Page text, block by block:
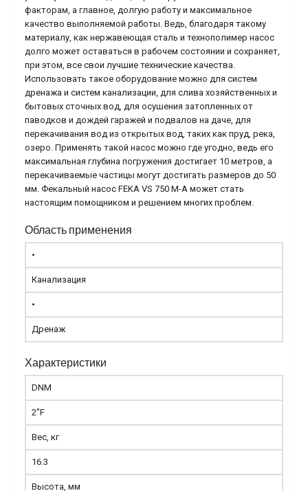
факторам, а главное, долгую работу и максимальное
качество выполняемой работы. Ведь, благодаря такому
материалу, как нержавеющая сталь и технополимер насос
долго может оставаться в рабочем состоянии и сохраняет,
при этом, все свои лучшие технические качества.
Использовать такое оборудование можно для систем
дренажа и систем канализации, для слива хозяйственных и
бытовых сточных вод, для осушения затопленных от
паводков и дождей гаражей и подвалов на даче, для
перекачивания вод из открытых вод, таких как пруд, река,
озеро. Применять такой насос можно где угодно, ведь его
максимальная глубина погружения достигает 10 метров, а
перекачиваемые частицы могут достигать размеров до 50
мм. Фекальный насос FEKA VS 750 M-A может стать
настоящим помощником и решением многих проблем.
Область применения
•
Канализация
•
Дренаж
Характеристики
DNM
2"F
Вес, кг
16.3
Высота, мм